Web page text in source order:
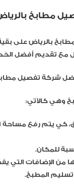
مطابخ
بالرياض على
مع تقديم أفضل
شركة تفصيل
وهي كالآتي:
كي يتم رفع مساحة
للمكان.
من الإضافات التي
تسليم المطبخ.